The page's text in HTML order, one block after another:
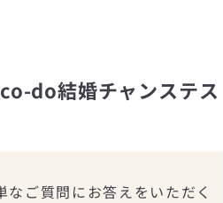
do結婚チャンステス
なご質問にお答えをいただく